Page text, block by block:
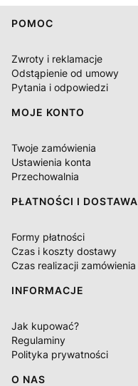
Linki w stopce
POMOC
Zwroty i reklamacje
Odstąpienie od umowy
Pytania i odpowiedzi
MOJE KONTO
Twoje zamówienia
Ustawienia konta
Przechowalnia
PŁATNOŚCI I DOSTAWA
Formy płatności
Czas i koszty dostawy
Czas realizacji zamówienia
INFORMACJE
Jak kupować?
Regulaminy
Polityka prywatności
O NAS